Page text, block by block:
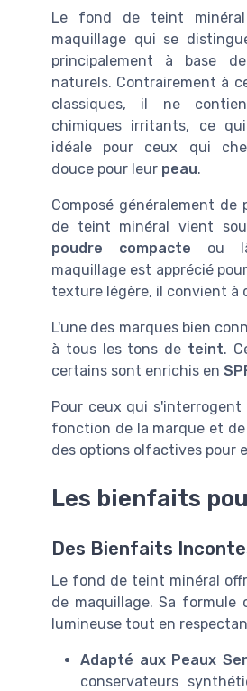
Le fond de teint
maquillage qui se
principalement à base
naturels. Contrairement à
classiques, il ne
chimiques irritants, ce
idéale pour ceux qui
douce pour leur peau.
Composé généralement de
de teint minéral vient
poudre compacte ou
maquillage est apprécié
texture légère, il convient à
L'une des marques bien
à tous les tons de teint.
certains sont enrichis en
Pour ceux qui s'interrogent
fonction de la marque et
des options olfactives pour
Les bienfaits
Des Bienfaits
Le fond de teint minéral
de maquillage. Sa formule
lumineuse tout en
Adapté aux Peaux
conservateurs